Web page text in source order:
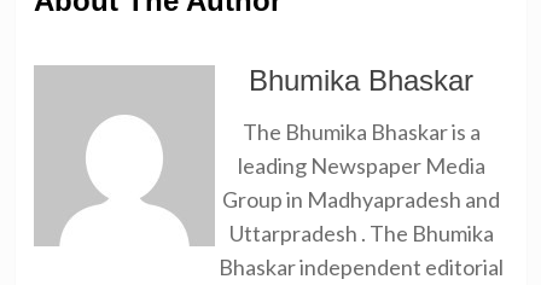
Bhumika Bhaskar
The Bhumika Bhaskar is a
leading Newspaper Media
Group in Madhyapradesh and
Uttarpradesh . The Bhumika
Bhaskar independent editorial